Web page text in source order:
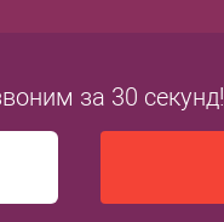
за 30 секунд!